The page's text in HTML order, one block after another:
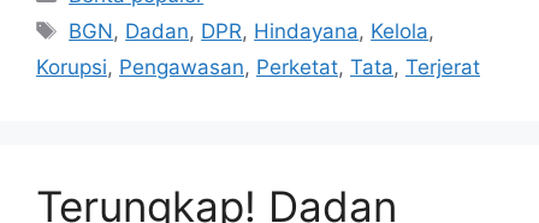
Tag
BGN, Dadan, DPR, Hindayana, Kelola,
Korupsi, Pengawasan, Perketat, Tata, Terjerat
Terungkap! Dadan